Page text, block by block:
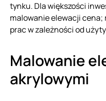
tynku. Dla większości
malowanie elewacji
prac w zależności od
Malowanie
akrylowymi